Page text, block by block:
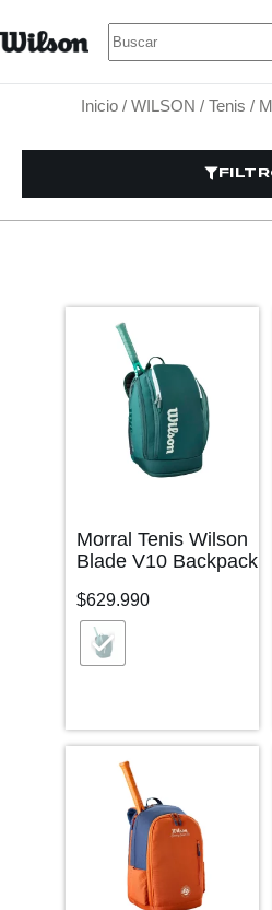
Inicio/ WILSON / Tenis /
Morral Tenis Wilson
Blade V10 Backpack
$629.990